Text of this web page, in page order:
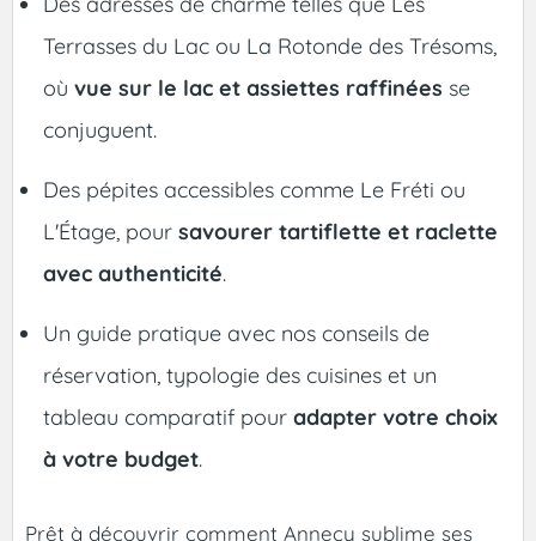
Terrasses du Lac ou La Rotonde des Trésoms,
où vue sur le lac et assiettes raffinées se
conjuguent.
Des pépites accessibles comme Le Fréti ou
L'Étage, pour savourer tartiflette et raclette
avec authenticité.
Un guide pratique avec nos conseils de
réservation, typologie des cuisines et un
tableau comparatif pour adapter votre choix
à votre budget.
Prêt à découvrir comment Annecy sublime ses